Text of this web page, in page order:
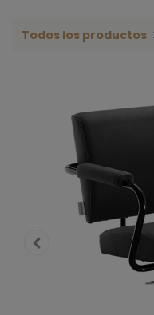
Todos los productos